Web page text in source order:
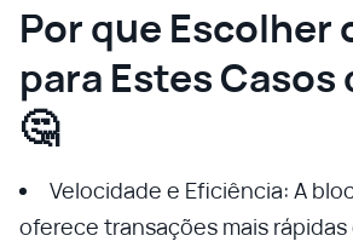
Por que Escolher
para Estes Casos
🤔
Velocidade e Eficiência: A
oferece transações mais